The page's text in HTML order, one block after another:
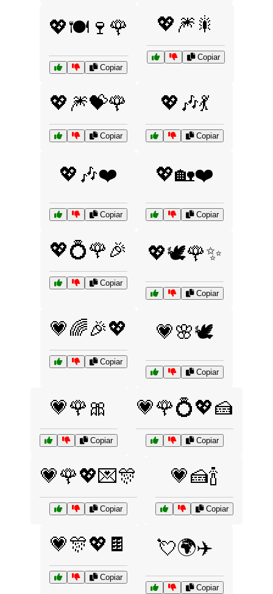
💖🍽️🍷🌹
Copiar
💖🎆🎇
Copiar
💖🎆💝🌹
Copiar
💖🎶💃
Copiar
💖🎶❤️
Copiar
💖🏡❤️
Copiar
💖💍🌹🎉
Copiar
💖🕊️🌹✨
Copiar
💗🌈🎉💖
Copiar
💗🌸🕊️
Copiar
💗🌹🎀
Copiar
💗🌹💍💖🍰
Copiar
💗🌹💖💌🎊
Copiar
💗🍰🍾
Copiar
💗🎊💖🍫
Copiar
💘🌍✈️
Copiar